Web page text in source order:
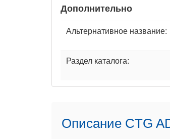
Дополнительно
Альтернативное название:
Раздел каталога:
Описание CTG